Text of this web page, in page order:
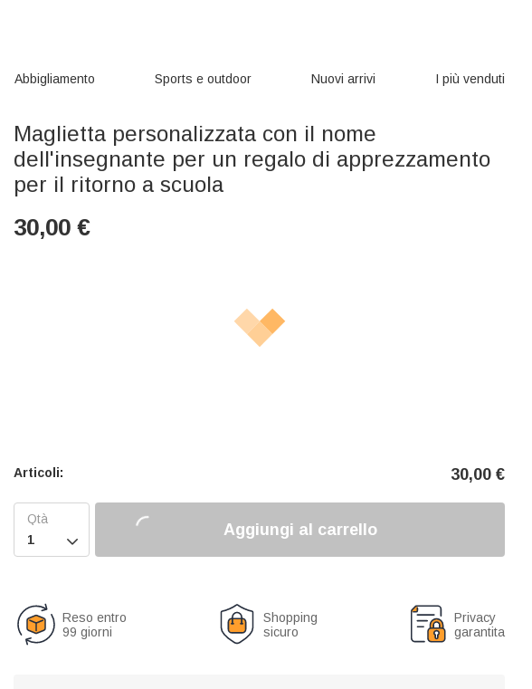
Abbigliamento Sports e outdoor Nuovi arrivi I più venduti
Maglietta personalizzata con il nome
dell'insegnante per un regalo di apprezzamento
per il ritorno a scuola
30,00 €
Articoli: 30,00 €

Aggiungi al carrello
Reso entro
99 giorni
Shopping
sicuro
Privacy
garantita